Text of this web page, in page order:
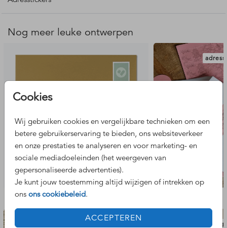
Cookies
Wij gebruiken cookies en vergelijkbare technieken om een
betere gebruikerservaring te bieden, ons websiteverkeer
en onze prestaties te analyseren en voor marketing- en
sociale mediadoeleinden (het weergeven van
gepersonaliseerde advertenties).
Je kunt jouw toestemming altijd wijzigen of intrekken op
ons ons cookiebeleid.
ACCEPTEREN
Houdt er, in verband met de snijmarge, rekening mee dat
je de adresgegevens niet te dicht op de rand plaatst.
Nog meer leuke ontwerpen
Bekijk de complete set